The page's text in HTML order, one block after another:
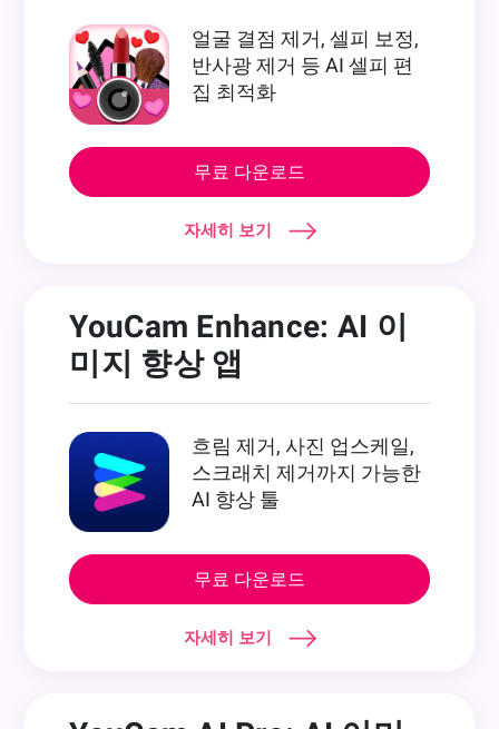
얼굴 결점 제거, 셀피 보정,
반사광 제거 등 AI 셀피 편
집 최적화
무료 다운로드
자세히 보기
YouCam Enhance: AI 이
미지 향상 앱
흐림 제거, 사진 업스케일,
스크래치 제거까지 가능한
AI 향상 툴
무료 다운로드
자세히 보기